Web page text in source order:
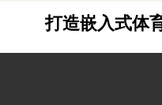
打造嵌入式体